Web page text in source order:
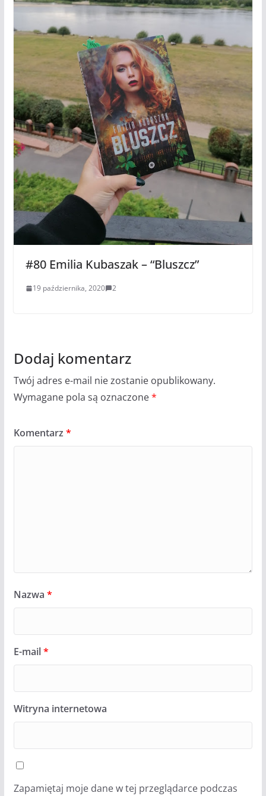
#80 Emilia Kubaszak – “Bluszcz”
19 października, 2020 2
Dodaj komentarz
Twój adres e-mail nie zostanie opublikowany.
Wymagane pola są oznaczone*
Komentarz *
Nazwa *
E-mail*
Witryna internetowa
Zapamiętaj moje dane w tej przeglądarce podczas